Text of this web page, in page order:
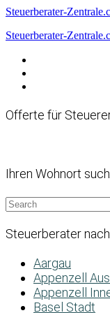
Steuerberater-
Steuerberater-
Offerte für
Ihren Wohnort
Steuerberater
Aargau
Appenzell
Appenzell
Basel Stadt